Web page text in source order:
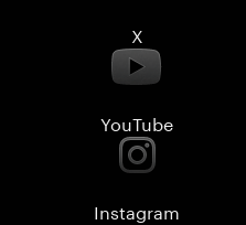
X
YouTube
Instagram